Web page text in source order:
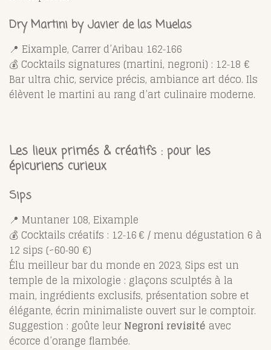
Dry Martini by Javier de las Muelas
📍 Eixample, Carrer d’Aribau 162‑166
💰 Cocktails signatures (martini, negroni) : 12‑18 €
Bar ultra chic, service précis, ambiance art déco. Ils
élèvent le martini au rang d’art culinaire moderne.
Les lieux primés & créatifs : pour les
épicuriens curieux
Sips
📍 Muntaner 108, Eixample
💰 Cocktails créatifs : 12‑16 € / menu dégustation 6 à
12 sips (~60‑90 €)
Élu meilleur bar du monde en 2023, Sips est un
temple de la mixologie : glaçons sculptés à la
main, ingrédients exclusifs, présentation sobre et
élégante, écrin minimaliste ouvert sur le comptoir.
Suggestion : goûte leurNegroni revisité avec
écorce d’orange flambée.